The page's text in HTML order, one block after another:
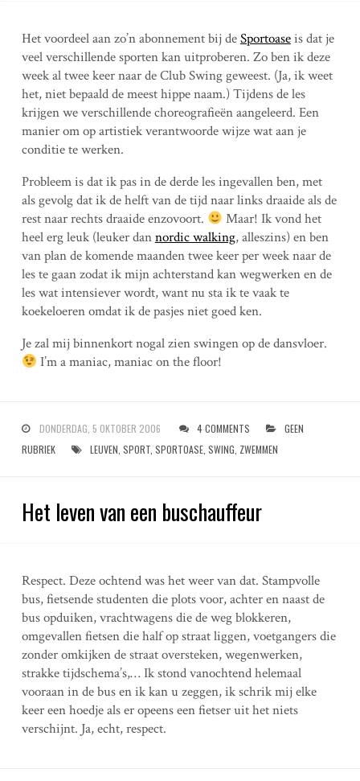
Het voordeel aan zo’n abonnement bij deSportoaseis dat je
veel verschillende sporten kan uitproberen. Zo ben ik deze
week al twee keer naar de Club Swing geweest. (Ja, ik weet
het, niet bepaald de meest hippe naam.) Tijdens de les
krijgen we verschillende choreografieën aangeleerd. Een
manier om op artistiek verantwoorde wijze wat aan je
conditie te werken.
Probleem is dat ik pas in de derde les ingevallen ben, met
als gevolg dat ik de helft van de tijd naar links draaide als de
rest naar rechts draaide enzovoort.
Maar! Ik vond het
heel erg leuk (leuker dannordic walking, alleszins) en ben
van plan de komende maanden twee keer per week naar de
les te gaan zodat ik mijn achterstand kan wegwerken en de
les wat intensiever wordt, want nu sta ik te vaak te
koekeloeren omdat ik de pasjes niet goed ken.
Je zal mij binnenkort nogal zien swingen op de dansvloer.
I’m a maniac, maniac on the floor!
DONDERDAG, 5 OKTOBER 2006 4 COMMENTS
GEEN
RUBRIEK
LEUVEN SPORT, SPORTOASE, SWING ZWEMMEN
Het leven van een buschauffeur
Respect. Deze ochtend was het weer van dat. Stampvolle
bus, fietsende studenten die plots voor, achter en naast de
bus opduiken, vrachtwagens die de weg blokkeren,
omgevallen fietsen die half op straat liggen, voetgangers die
zonder omkijken de straat oversteken, wegenwerken,
strakke tijdschema’s,… Ik stond vanochtend helemaal
vooraan in de bus en ik kan u zeggen, ik schrik mij elke
keer een hoedje als er opeens een fietser uit het niets
verschijnt. Ja, echt, respect.